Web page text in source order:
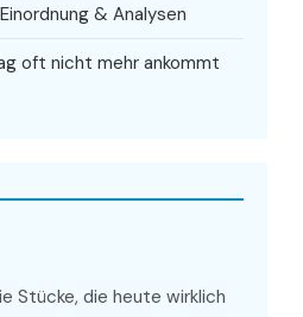
& Analysen
oft nicht mehr ankommt
Stücke, die heute wirklich